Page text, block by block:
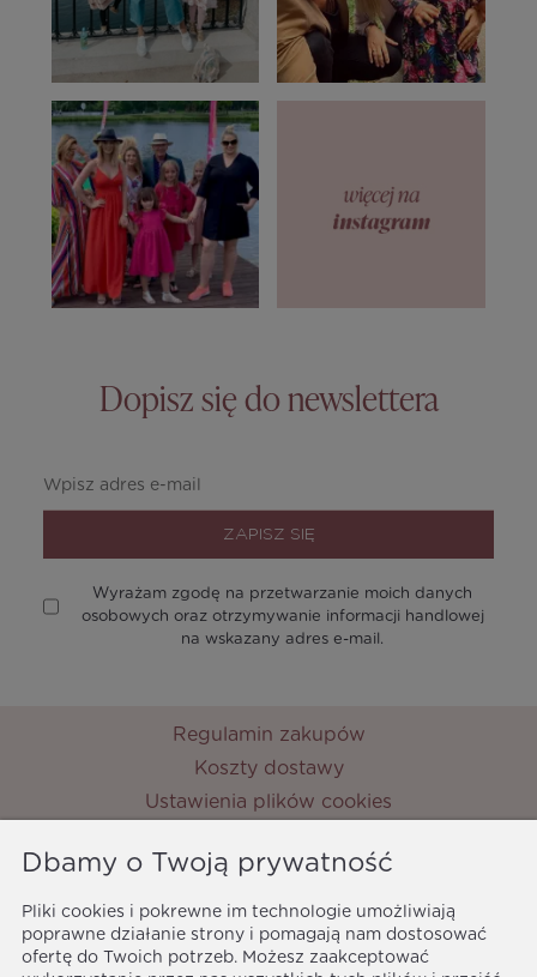
Dopisz się do newslettera
ZAPISZ SIĘ
Wyrażam zgodę na przetwarzanie moich danych
osobowych oraz otrzymywanie informacji handlowej
na wskazany adres e-mail.
Regulamin zakupów
Koszty dostawy
Ustawienia plików cookies
Metody płatności
Ochrona danych osobowych
Polityka prywatności
MyPrincess
Dbamy o Twoją prywatność
Pliki cookies i pokrewne im technologie umożliwiają
poprawne działanie strony i pomagają nam dostosować
ofertę do Twoich potrzeb. Możesz zaakceptować